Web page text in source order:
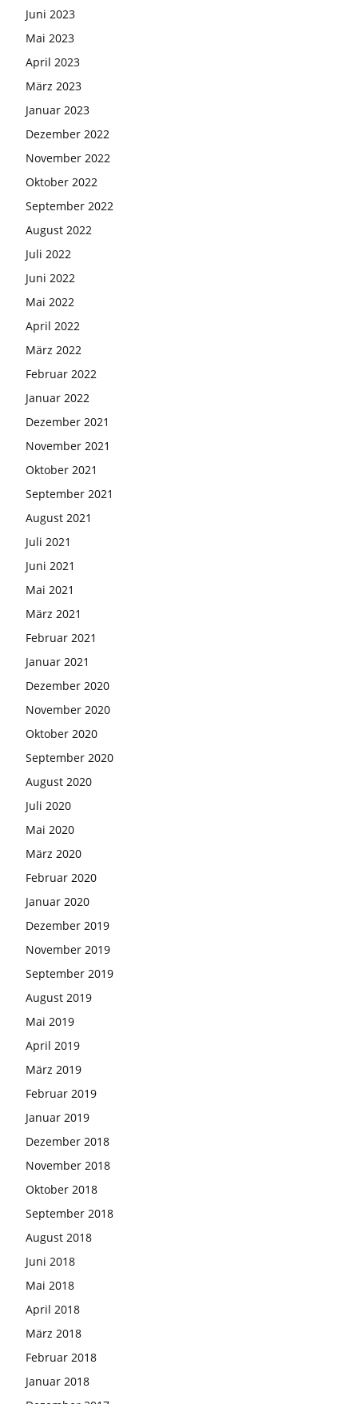
Juni 2023
Mai 2023
April 2023
März 2023
Januar 2023
Dezember 2022
November 2022
Oktober 2022
September 2022
August 2022
Juli 2022
Juni 2022
Mai 2022
April 2022
März 2022
Februar 2022
Januar 2022
Dezember 2021
November 2021
Oktober 2021
September 2021
August 2021
Juli 2021
Juni 2021
Mai 2021
März 2021
Februar 2021
Januar 2021
Dezember 2020
November 2020
Oktober 2020
September 2020
August 2020
Juli 2020
Mai 2020
März 2020
Februar 2020
Januar 2020
Dezember 2019
November 2019
September 2019
August 2019
Mai 2019
April 2019
März 2019
Februar 2019
Januar 2019
Dezember 2018
November 2018
Oktober 2018
September 2018
August 2018
Juni 2018
Mai 2018
April 2018
März 2018
Februar 2018
Januar 2018